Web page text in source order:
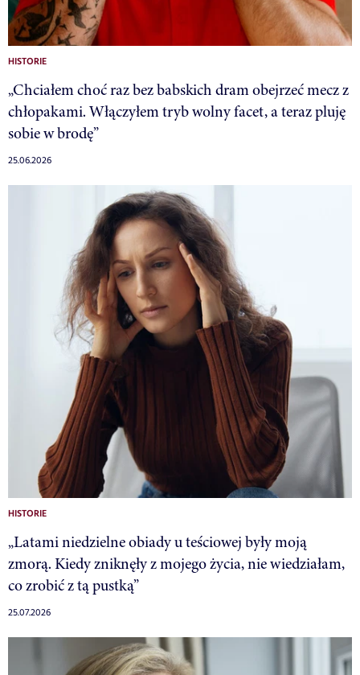
HISTORIE
„Chciałem choć raz bez babskich dram obejrzeć mecz z
chłopakami. Włączyłem tryb wolny facet, a teraz pluję
sobie w brodę”
25.06.2026
HISTORIE
„Latami niedzielne obiady u teściowej były moją
zmorą. Kiedy zniknęły z mojego życia, nie wiedziałam,
co zrobić z tą pustką”
25.07.2026